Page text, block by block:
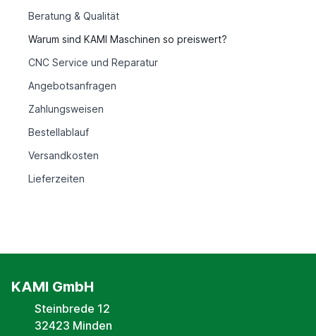
Beratung & Qualität
Warum sind KAMI Maschinen so preiswert?
CNC Service und Reparatur
Angebotsanfragen
Zahlungsweisen
Bestellablauf
Versandkosten
Lieferzeiten
KAMI GmbH
Steinbrede 12
32423 Minden